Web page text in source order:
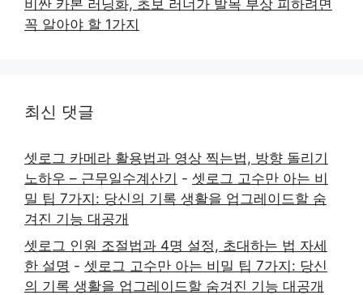
비싼 카본 러닝화, 초보 러너가 발목 부상 피하려면
꼭 알아야 할 1가지
최신 댓글
셋로그 카메라 활용법과 영상 찍는법, 방향 돌리기
노하우 – 근무일수계산기 - 셋로그 고수만 아는 비
밀 팁 7가지: 당신의 기록 생활을 업그레이드할 숨
겨진 기능 대공개
셋로그 인원 조절법과 4명 설정, 초대하는 법 자세
한 설명 - 셋로그 고수만 아는 비밀 팁 7가지: 당신
의 기록 생활을 업그레이드할 숨겨진 기능 대공개